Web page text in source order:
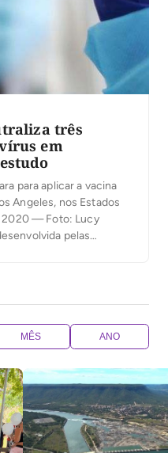
três
em
para aplicar a vacina
Angeles, nos Estados
2020 — Foto: Lucy
pelas
publicado na revista
MÊS ANO